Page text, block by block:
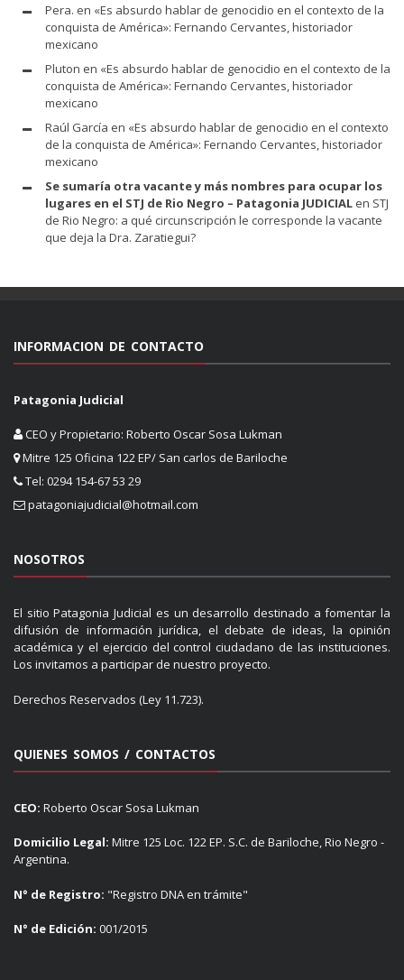
Pera. en «Es absurdo hablar de genocidio en el contexto de la
conquista de América»: Fernando Cervantes, historiador
mexicano
Pluton en «Es absurdo hablar de genocidio en el contexto de la
conquista de América»: Fernando Cervantes, historiador
mexicano
Raúl García en «Es absurdo hablar de genocidio en el contexto
de la conquista de América»: Fernando Cervantes, historiador
mexicano
Se sumaría otra vacante y más nombres para ocupar los
lugares en el STJ de Rio Negro – Patagonia JUDICIAL en STJ
de Rio Negro: a qué circunscripción le corresponde la vacante
que deja la Dra. Zaratiegui?
INFORMACION DE CONTACTO
Patagonia Judicial
CEO y Propietario: Roberto Oscar Sosa Lukman
Mitre 125 Oficina 122 EP/ San carlos de Bariloche
Tel: 0294 154-67 53 29
patagoniajudicial@hotmail.com
NOSOTROS
El sitio Patagonia Judicial es un desarrollo destinado a fomentar la
difusión de información jurídica, el debate de ideas, la opinión
académica y el ejercicio del control ciudadano de las instituciones.
Los invitamos a participar de nuestro proyecto.
Derechos Reservados (Ley 11.723).
QUIENES SOMOS / CONTACTOS
CEO: Roberto Oscar Sosa Lukman
Domicilio Legal: Mitre 125 Loc. 122 EP. S.C. de Bariloche, Rio Negro -
Argentina.
N° de Registro: "Registro DNA en trámite"
N° de Edición: 001/2015